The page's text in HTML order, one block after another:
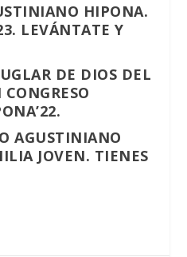
HIPONA.
LEVÁNTATE Y
DE DIOS DEL
AGUSTINIANO
JOVEN. TIENES